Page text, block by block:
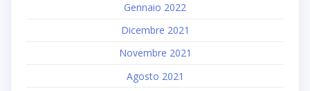
Gennaio 2022
Dicembre 2021
Novembre 2021
Agosto 2021